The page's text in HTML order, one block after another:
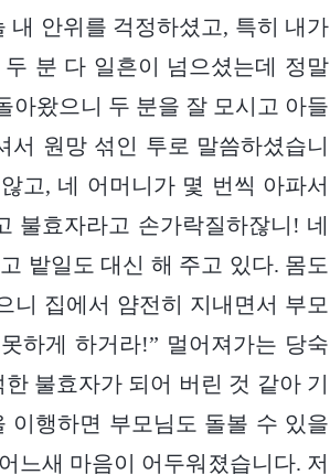
내 안위를 걱정하셨고, 특히 내가
분 다 일흔이 넘으셨는데 정말
아왔으니 두 분을 잘 모시고 아들
원망 섞인 투로 말씀하셨습니
고, 네 어머니가 몇 번씩 아파서
불효자라고 손가락질하잖니! 네
밭일도 대신 해 주고 있다. 몸도
니 집에서 얌전히 지내면서 부모
하게 하거라!” 멀어져가는 당숙
불효자가 되어 버린 것 같아 기
이행하면 부모님도 돌볼 수 있을
느새 마음이 어두워졌습니다. 저